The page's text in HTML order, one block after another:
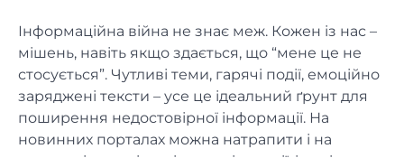
Інформаційна війна не знає меж. Кожен із нас –
мішень, навіть якщо здається, що “мене це не
стосується”. Чутливі теми, гарячі події, емоційно
заряджені тексти – усе це ідеальний ґрунт для
поширення недостовірної інформації. На
новинних порталах можна натрапити і на